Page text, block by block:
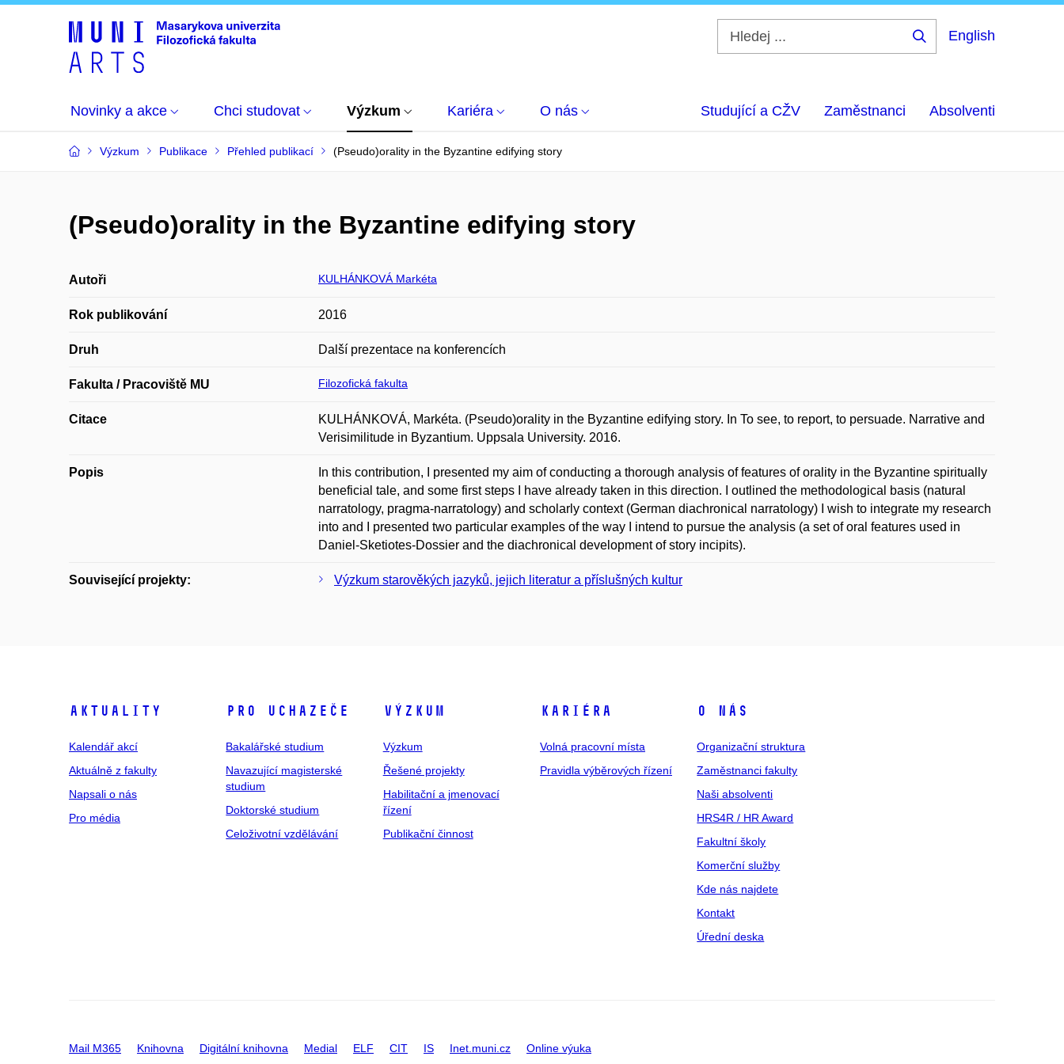
English
Novinky a akce Chci studovat Výzkum Kariéra O nás Studující a CŽV Zaměstnanci Absolventi
Výzkum Publikace Přehled publikací (Pseudo)orality in the Byzantine edifying story
(Pseudo)orality in the Byzantine edifying story
Autoři KULHÁNKOVÁ Markéta
Rok publikování 2016
Druh Další prezentace na konferencích
Fakulta / Pracoviště MU Filozofická fakulta
Citace
KULHÁNKOVÁ, Markéta. (Pseudo)orality in the Byzantine edifying story. In To see, to report, to persuade. Narrative and
Verisimilitude in Byzantium. Uppsala University. 2016.
Popis
In this contribution, I presented my aim of conducting a thorough analysis of features of orality in the Byzantine spiritually
beneficial tale, and some first steps I have already taken in this direction. I outlined the methodological basis (natural
narratology, pragma-narratology) and scholarly context (German diachronical narratology) I wish to integrate my research
into and I presented two particular examples of the way I intend to pursue the analysis (a set of oral features used in
Daniel-Sketiotes-Dossier and the diachronical development of story incipits).
Související projekty: Výzkum starověkých jazyků, jejich literatur a příslušných kultur
Aktuality
Kalendář akcí
Aktuálně z fakulty
Napsali o nás
Pro média
Pro uchazeče
Bakalářské studium
Navazující magisterské
studium
Doktorské studium
Celoživotní vzdělávání
Výzkum
Výzkum
Řešené projekty
Habilitační a jmenovací
řízení
Publikační činnost
Kariéra
Volná pracovní místa
Pravidla výběrových řízení
O nás
Organizační struktura
Zaměstnanci fakulty
Naši absolventi
HRS4R / HR Award
Fakultní školy
Komerční služby
Kde nás najdete
Kontakt
Úřední deska
Mail M365 Knihovna Digitální knihovna Medial ELF CIT IS Inet.muni.cz Online výuka